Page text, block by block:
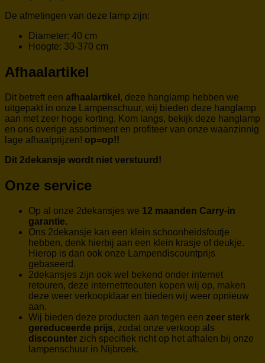
De afmetingen van deze lamp zijn:
Diameter: 40 cm
Hoogte: 30-370 cm
Afhaalartikel
Dit betreft een afhaalartikel , deze hanglamp hebben we
uitgepakt in onze Lampenschuur, wij bieden deze hanglamp
aan met zeer hoge korting. Kom langs, bekijk deze hanglamp
en ons overige assortiment en profiteer van onze waanzinnig
lage afhaalprijzen! op=op!!
Dit 2dekansje wordt niet verstuurd!
Onze service
Op al onze 2dekansjes we 12 maanden Carry-in
garantie.
Ons 2dekansje kan een klein schoonheidsfoutje
hebben, denk hierbij aan een klein krasje of deukje.
Hierop is dan ook onze Lampendiscountprijs
gebaseerd.
2dekansjes zijn ook wel bekend onder internet
retouren, deze internetrteouten kopen wij op, maken
deze weer verkoopklaar en bieden wij weer opnieuw
aan.
Wij bieden deze producten aan tegen een zeer sterk
gereduceerde prijs, zodat onze verkoop als
discounter zich specifiek richt op het afhalen bij onze
lampenschuur in Nijbroek.